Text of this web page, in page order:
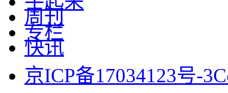
周刊
专栏
快讯
京ICP备17034123号-3